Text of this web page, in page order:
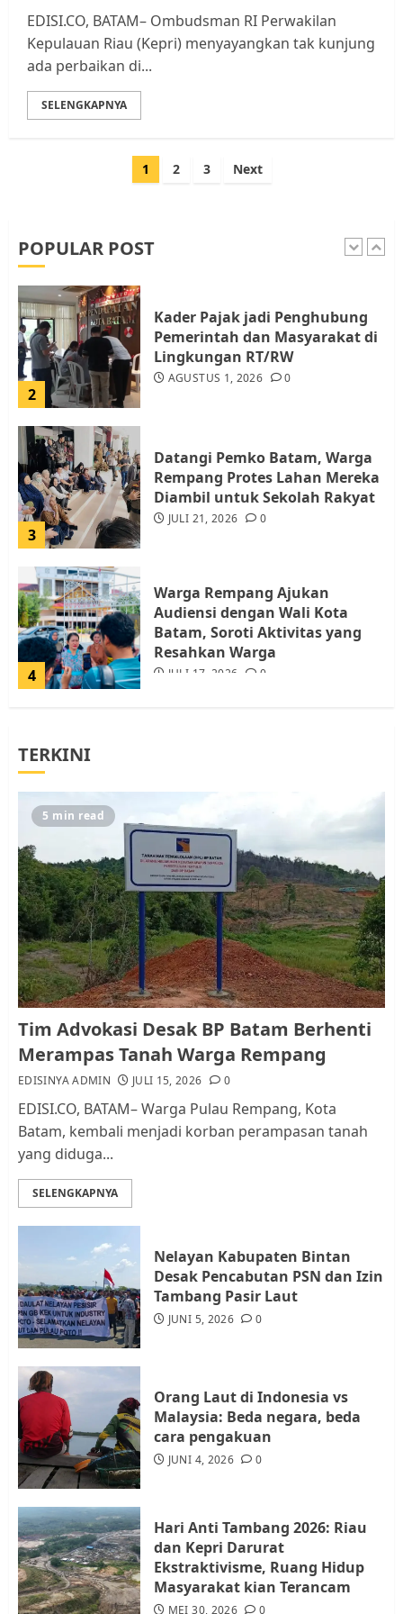
EDISI.CO, BATAM– Ombudsman RI Perwakilan
Kepulauan Riau (Kepri) menyayangkan tak kunjung
ada perbaikan di...
SELENGKAPNYA
1 2 3 Next
POPULAR POST
Tim Advokasi Desak BP Batam
Berhenti Merampas Tanah
1
Pemko Batam Tegaskan RT dan
2
Kader Pajak jadi Penghubung
Pemerintah dan Masyarakat di
Lingkungan RT/RW
AGUSTUS 1, 2026 0
3
Datangi Pemko Batam, Warga
Rempang Protes Lahan Mereka
Diambil untuk Sekolah Rakyat
JULI 21, 2026 0
4
Warga Rempang Ajukan
Audiensi dengan Wali Kota
Batam, Soroti Aktivitas yang
Resahkan Warga
JULI 17, 2026 0
5
1
Pemko Batam Tegaskan RT dan
RW bukan Petugas Pendataan
dan Pemungutan Pajak
AGUSTUS 1, 2026 0
Kader Pajak jadi Penghubung
Pemerintah dan Masyarakat di
Lingkungan RT/RW
AGUSTUS 1, 2026
4
Warga Rempang Ajukan
Audiensi dengan Wali Kota
5
Tim Advokasi Desak BP Batam
Berhenti Merampas Tanah
TERKINI
5 min read
Tim Advokasi Desak BP Batam Berhenti
Merampas Tanah Warga Rempang
EDISINYA ADMIN JULI 15, 2026 0
EDISI.CO, BATAM– Warga Pulau Rempang, Kota
Batam, kembali menjadi korban perampasan tanah
yang diduga...
SELENGKAPNYA
Nelayan Kabupaten Bintan
Desak Pencabutan PSN dan Izin
Tambang Pasir Laut
JUNI 5, 2026 0
Orang Laut di Indonesia vs
Malaysia: Beda negara, beda
cara pengakuan
JUNI 4, 2026 0
Hari Anti Tambang 2026: Riau
dan Kepri Darurat
Ekstraktivisme, Ruang Hidup
Masyarakat kian Terancam
MEI 30, 2026 0